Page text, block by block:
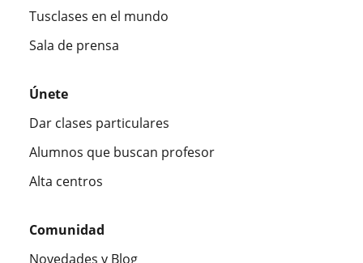
Tusclases en el mundo
Sala de prensa
Únete
Dar clases particulares
Alumnos que buscan profesor
Alta centros
Comunidad
Novedades y Blog